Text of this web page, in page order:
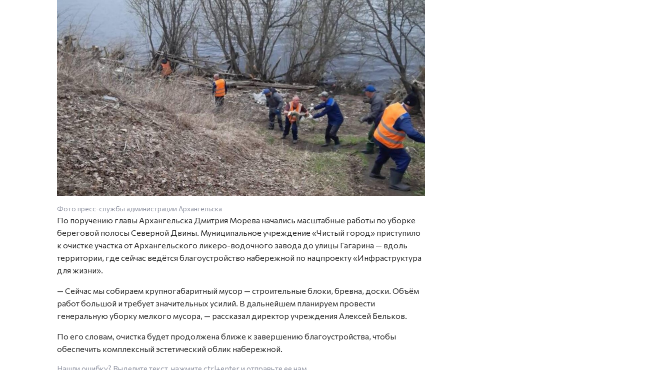
Фото пресс-службы администрации Архангельска
По поручению главы Архангельска Дмитрия Морева начались масштабные работы по уборке
береговой полосы Северной Двины. Муниципальное учреждение «Чистый город» приступило
к очистке участка от Архангельского ликеро-водочного завода до улицы Гагарина — вдоль
территории, где сейчас ведётся благоустройство набережной по нацпроекту «Инфраструктура
для жизни».
— Сейчас мы собираем крупногабаритный мусор — строительные блоки, бревна, доски. Объём
работ большой и требует значительных усилий. В дальнейшем планируем провести
генеральную уборку мелкого мусора, — рассказал директор учреждения Алексей Бельков.
По его словам, очистка будет продолжена ближе к завершению благоустройства, чтобы
обеспечить комплексный эстетический облик набережной.